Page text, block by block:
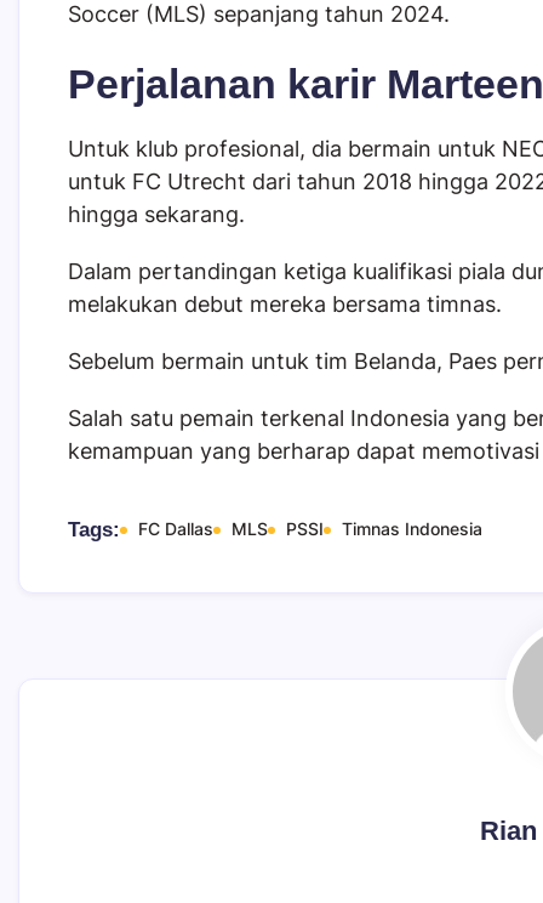
Soccer (MLS) sepanjang tahun 2024.
Perjalanan karir
Untuk klub profesional, dia bermain untuk
untuk FC Utrecht dari tahun 2018 hingga
hingga sekarang.
Dalam pertandingan ketiga kualifikasi piala
melakukan debut mereka bersama timnas.
Sebelum bermain untuk tim Belanda, Paes
Salah satu pemain terkenal Indonesia yang
kemampuan yang berharap dapat
Tags: FC Dallas MLS PSSI Timnas Indonesia